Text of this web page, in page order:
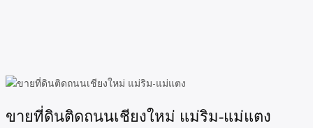
ขายที่ดินติดถนนเชียงใหม่ แม่ริม-แม่แตง